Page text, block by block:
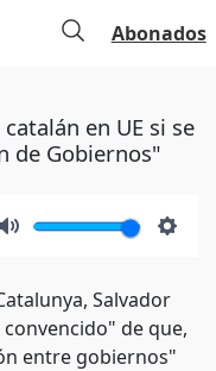
Abonados
en UE si se
de Gobiernos"
Salvador
de que,
entre gobiernos"